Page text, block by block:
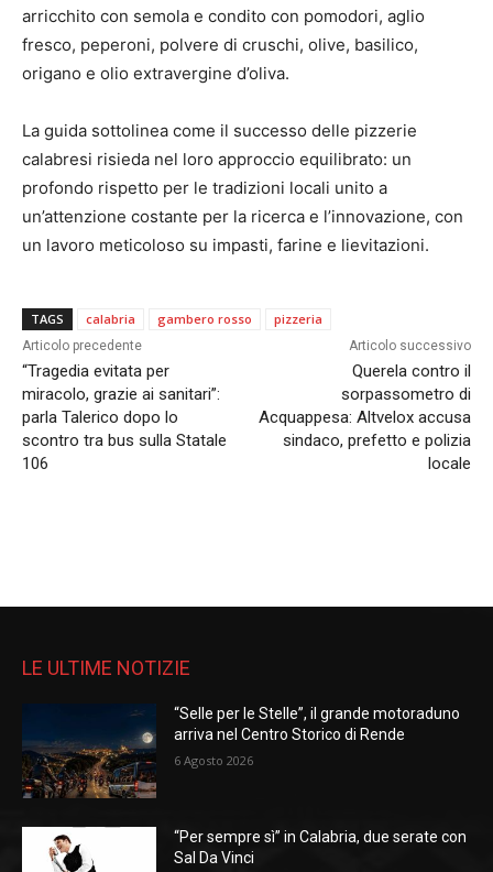
arricchito con semola e condito con pomodori, aglio
fresco, peperoni, polvere di cruschi, olive, basilico,
origano e olio extravergine d’oliva.
La guida sottolinea come il successo delle pizzerie
calabresi risieda nel loro approccio equilibrato: un
profondo rispetto per le tradizioni locali unito a
un’attenzione costante per la ricerca e l’innovazione, con
un lavoro meticoloso su impasti, farine e lievitazioni.
TAGS calabria gambero rosso pizzeria
Articolo precedente
“Tragedia evitata per
miracolo, grazie ai sanitari”:
parla Talerico dopo lo
scontro tra bus sulla Statale
106
Articolo successivo
Querela contro il
sorpassometro di
Acquappesa: Altvelox accusa
sindaco, prefetto e polizia
locale
LE ULTIME NOTIZIE
“Selle per le Stelle”, il grande motoraduno
arriva nel Centro Storico di Rende
6 Agosto 2026
“Per sempre sì” in Calabria, due serate con
Sal Da Vinci